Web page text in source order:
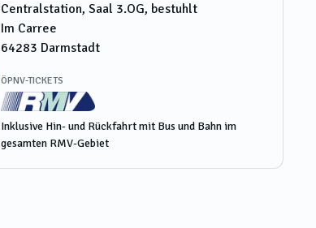
Centralstation, Saal 3.OG, bestuhlt
Im Carree
64283 Darmstadt
ÖPNV-TICKETS
Inklusive Hin- und Rückfahrt mit Bus und Bahn im
gesamten RMV-Gebiet